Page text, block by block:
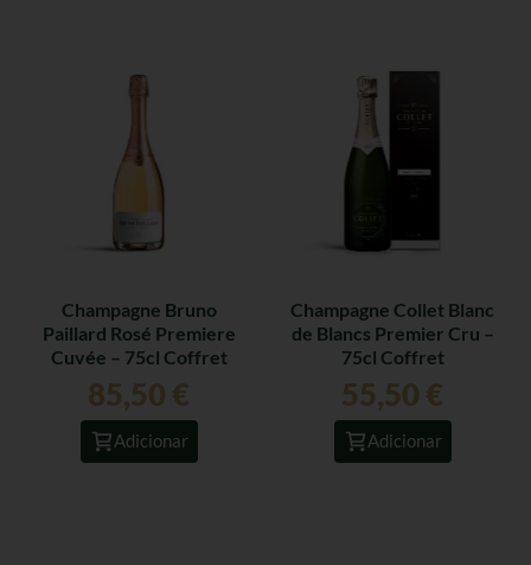
Champagne Bruno
Paillard Rosé Premiere
Cuvée – 75cl Coffret
85,50 €
Adicionar
Champagne Collet Blanc
de Blancs Premier Cru –
75cl Coffret
55,50 €
Adicionar